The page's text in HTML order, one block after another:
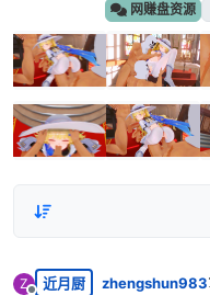
网赚盘资源
Z 近月厨 zhengshun983